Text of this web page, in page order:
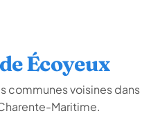
Écoyeux
communes voisines dans
Maritime.